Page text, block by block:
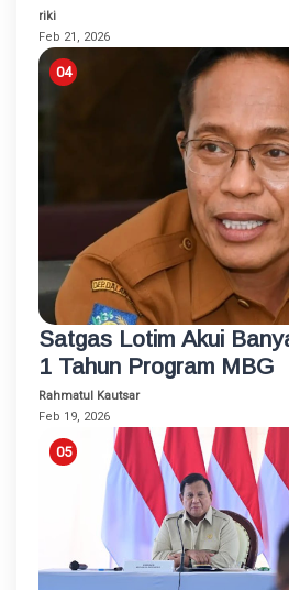
riki
Feb 21, 2026
Satgas Lotim Akui
1 Tahun Program MBG
Rahmatul Kautsar
Feb 19, 2026